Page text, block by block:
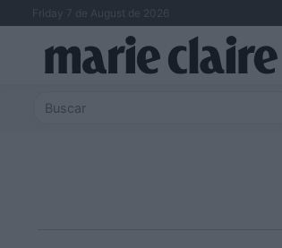
Friday 7 de August de 2026